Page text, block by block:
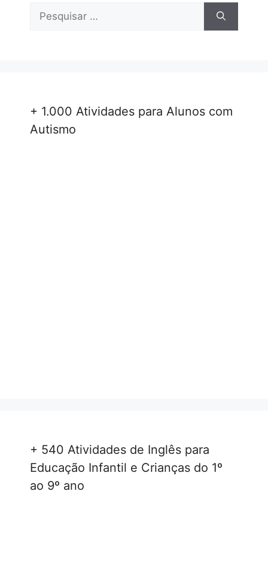
por:
+ 1.000 Atividades para Alunos com
Autismo
+ 540 Atividades de Inglês para
Educação Infantil e Crianças do 1º
ao 9º ano